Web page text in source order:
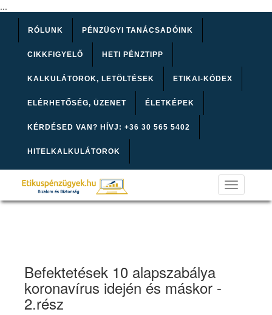
...
RÓLUNK PÉNZÜGYI TANÁCSADÓINK
CIKKFIGYELŐ HETI PÉNZTIPP
KALKULÁTOROK, LETÖLTÉSEK ETIKAI-KÓDEX
ELÉRHETŐSÉG, ÜZENET ÉLETKÉPEK
KÉRDÉSED VAN? HÍVJ: +36 30 565 5402
HITELKALKULÁTOROK
Toggle
navigation
Befektetések 10 alapszabálya
koronavírus idején és máskor -
2.rész